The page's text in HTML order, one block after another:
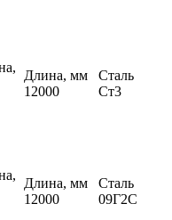
Длина, мм
12000
Сталь
Ст3
Длина, мм
12000
Сталь
09Г2С